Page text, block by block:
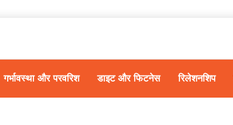
गर्भावस्था और परवरिश डाइट और फिटनेस रिलेशनशिप